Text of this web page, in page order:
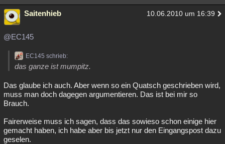
Astronomie Helpdesk Gaming Filme
Musik
Übersichten
Besucht Teilgenommen
Lesenswert Schlüsselwörter
Saitenhieb 10.06.2010 um 16:39
@EC145
EC145 schrieb:
das ganze ist mumpitz.
Das glaube ich auch. Aber wenn so ein Quatsch geschrieben wird,
muss man doch dagegen argumentieren. Das ist bei mir so
Brauch.
Fairerweise muss ich sagen, dass das sowieso schon einige hier
gemacht haben, ich habe aber bis jetzt nur den Eingangspost dazu
geselen.